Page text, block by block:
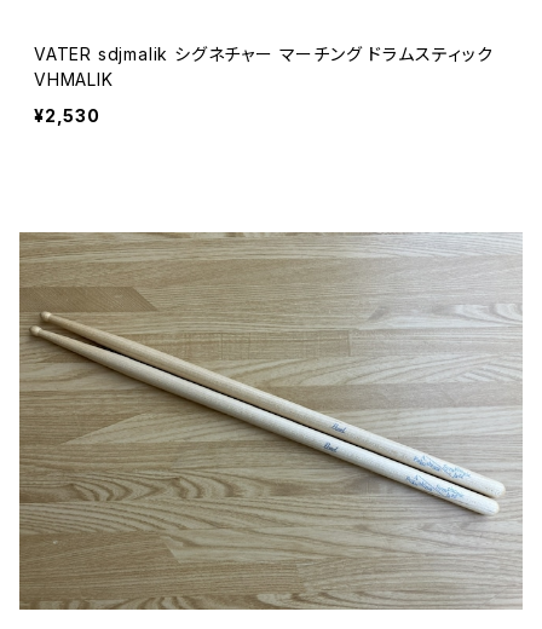
VATER sdjmalik シグネチャー マーチング ドラムスティック
VHMALIK
¥2,530